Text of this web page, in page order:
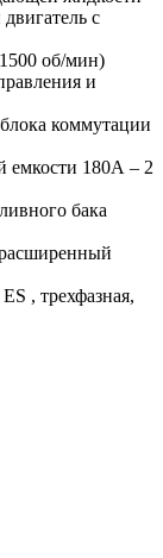
с
об/мин)
и
коммутации
емкости 180А – 2
бака
, трехфазная,